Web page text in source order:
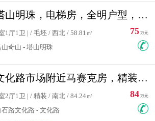
塔山明珠，电梯房，全明户型，视野好，毛坯房，看房有钥匙
1厅1卫 | / 毛坯 / 西北 / 58.81㎡
山奇山 - 塔山明珠
75 万元
文化路市场附近马赛克房，精装修三居室，南北通透，实用面积大
2厅1卫 | / 精装 / 南北 / 84.24㎡
石路文化路 - 文化路
84 万元